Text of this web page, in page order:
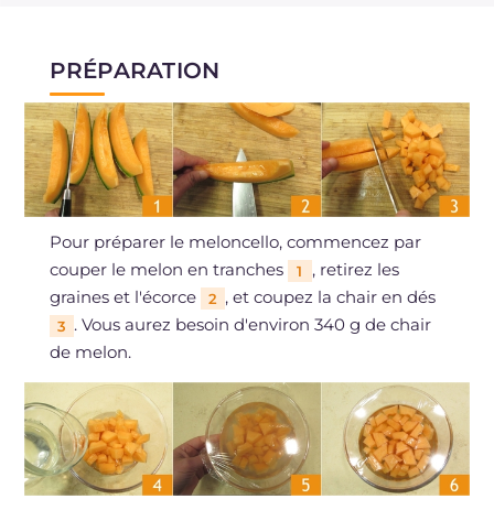
PRÉPARATION
Pour préparer le meloncello, commencez par
couper le melon en tranches
1
, retirez les
graines et l'écorce
2 , et coupez la chair en dés
3 . Vous aurez besoin d'environ 340 g de chair
de melon.